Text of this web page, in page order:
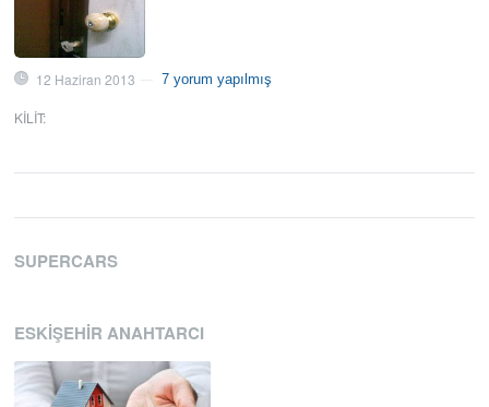
12 Haziran 2013 7 yorum yapılmış
KILIT:
SUPERCARS
ESKIŞEHIR ANAHTARCI